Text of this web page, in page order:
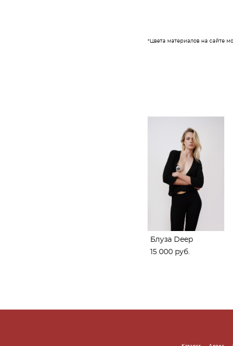
*Цвета материалов на сайте
Блуза Deep
15 000 pуб.